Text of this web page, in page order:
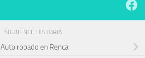
SIGUIENTE HISTORIA
Auto robado en Renca